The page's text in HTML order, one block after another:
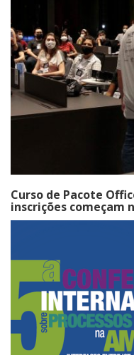
Curso de Pacote
inscrições começam